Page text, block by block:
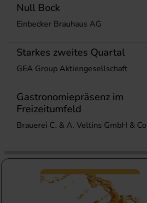
Null Bock
Einbecker Brauhaus AG
Starkes zweites Quartal
GEA Group Aktiengesellschaft
Gastronomiepräsenz im
Freizeitumfeld
Brauerei C. & A. Veltins GmbH &